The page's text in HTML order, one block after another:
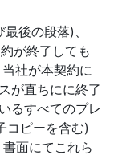
後の段落)、
が終了しても
社が本契約に
が直ちにに終了
るすべてのプレ
コピーを含む)
面にてこれら